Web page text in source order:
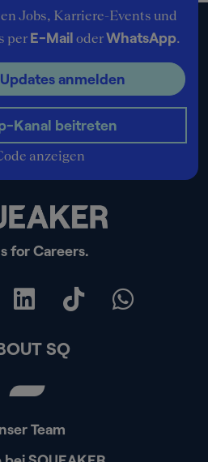
for Careers.
Jobs, Karriere-Events und
per E-Mail oderWhatsApp.
anmelden
Kanal beitreten
anzeigen
SQ
Team